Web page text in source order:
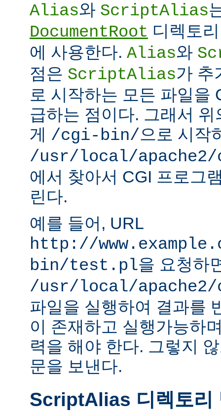
Alias와 ScriptAlias
DocumentRoot 디렉토
에 사용한다. Alias와
점은 ScriptAlias가 추
로 시작하는 모든 파일을
급하는 점이다. 그래서
게 /cgi-bin/으로 시작
/usr/local/
에서 찾아서 CGI 프로그
린다.
예를 들어, URL
http://
bin/test.pl을 요청하
/usr/local/
파일을 실행하여 결과를
이 존재하고 실행가능하
력을 해야 한다. 그렇지
문을 보낸다.
ScriptAlias 디렉토리